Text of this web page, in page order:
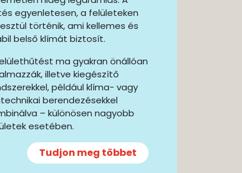
egyenletesen, a felületeken
történik, ami kellemes és
belső klímát biztosít.
ma gyakran önállóan
illetve kiegészítő
például klíma- vagy
berendezésekkel
– különösen nagyobb
esetében.
Tudjon meg többet